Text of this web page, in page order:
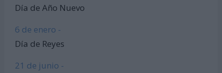
Día de Año Nuevo
6 de enero -
Día de Reyes
21 de junio -